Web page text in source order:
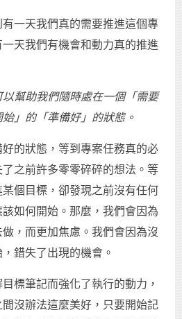
一天我們真的需要推進這個專
天我們有機會和動力真的推進
幫助我們隨時處在一個「需要
」的「準備好」的狀態。
的狀態，等到專案任務真的必
之前許多零零碎碎的想法。等
個目標，卻發現之前沒有任何
如何開始。那麼，我們會因為
，而更加焦慮。我們會因為沒
錯失了出現的機會。
標筆記而強化了執行的動力，
沒辦法這麼美好，只要開始記